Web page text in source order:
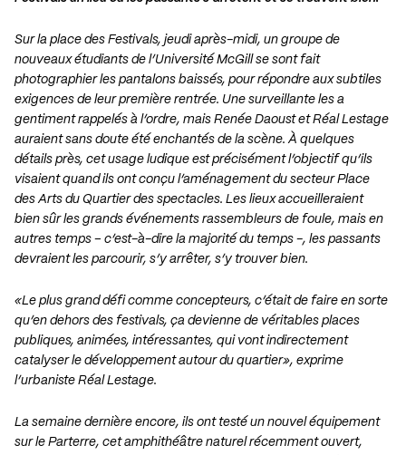
Sur la place des Festivals, jeudi après-midi, un groupe de
nouveaux étudiants de l’Université McGill se sont fait
photographier les pantalons baissés, pour répondre aux subtiles
exigences de leur première rentrée. Une surveillante les a
gentiment rappelés à l’ordre, mais Renée Daoust et Réal Lestage
auraient sans doute été enchantés de la scène. À quelques
détails près, cet usage ludique est précisément l’objectif qu’ils
visaient quand ils ont conçu l’aménagement du secteur Place
des Arts du Quartier des spectacles. Les lieux accueilleraient
bien sûr les grands événements rassembleurs de foule, mais en
autres temps – c’est-à-dire la majorité du temps -, les passants
devraient les parcourir, s’y arrêter, s’y trouver bien.
«Le plus grand défi comme concepteurs, c’était de faire en sorte
qu’en dehors des festivals, ça devienne de véritables places
publiques, animées, intéressantes, qui vont indirectement
catalyser le développement autour du quartier», exprime
l’urbaniste Réal Lestage.
La semaine dernière encore, ils ont testé un nouvel équipement
sur le Parterre, cet amphithéâtre naturel récemment ouvert,